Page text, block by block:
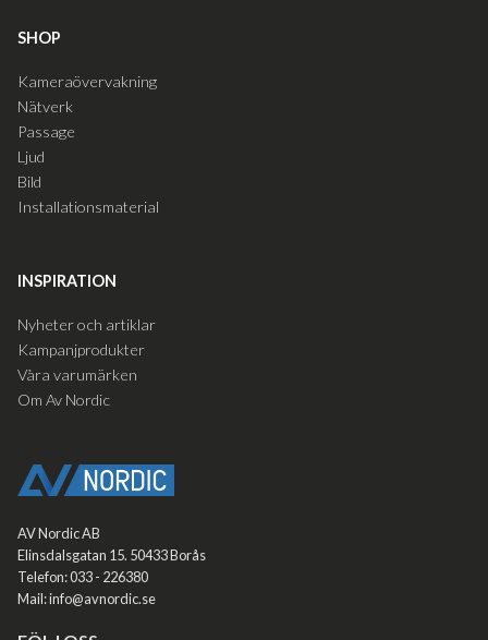
AV Nordic AB
Elinsdalsgatan 15. 50433 Borås
Telefon: 033 - 226380
Mail: info@avnordic.se
SHOP
Kameraövervakning
Nätverk
Passage
Ljud
Bild
Installationsmaterial
INSPIRATION
Nyheter och artiklar
Kampanjprodukter
Våra varumärken
Om Av Nordic